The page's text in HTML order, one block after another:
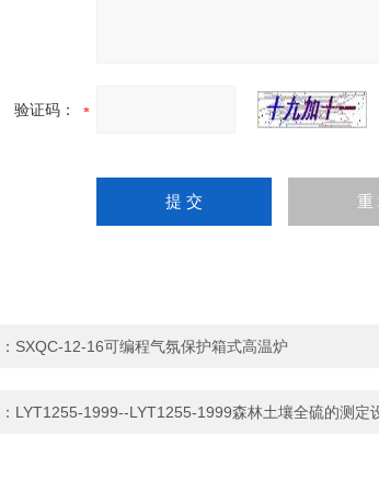
验证码：
SXQC-12-16可编程气氛保护箱式高温炉
LYT1255-1999--LYT1255-1999森林土壤全硫的测定